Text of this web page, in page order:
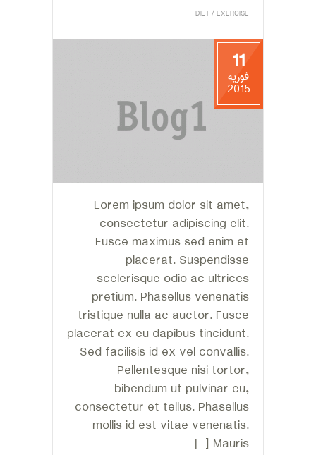
DIET/EXERCISE
11
فوریه
2015
Lorem ipsum dolor sit amet,
consectetur adipiscing elit.
Fusce maximus sed enim et
placerat. Suspendisse
scelerisque odio ac ultrices
pretium. Phasellus venenatis
tristique nulla ac auctor. Fusce
placerat ex eu dapibus tincidunt.
Sed facilisis id ex vel convallis.
Pellentesque nisi tortor,
bibendum ut pulvinar eu,
consectetur et tellus. Phasellus
mollis id est vitae venenatis.
Mauris […]